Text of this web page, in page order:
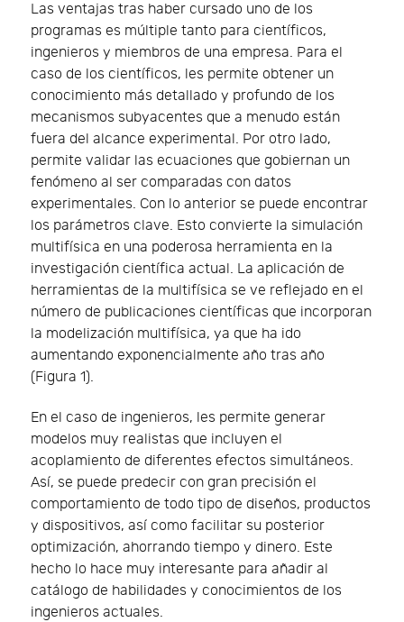
Las ventajas tras haber cursado uno de los
programas es múltiple tanto para científicos,
ingenieros y miembros de una empresa. Para el
caso de los científicos, les permite obtener un
conocimiento más detallado y profundo de los
mecanismos subyacentes que a menudo están
fuera del alcance experimental. Por otro lado,
permite validar las ecuaciones que gobiernan un
fenómeno al ser comparadas con datos
experimentales. Con lo anterior se puede encontrar
los parámetros clave. Esto convierte la simulación
multifísica en una poderosa herramienta en la
investigación científica actual. La aplicación de
herramientas de la multifísica se ve reflejado en el
número de publicaciones científicas que incorporan
la modelización multifísica, ya que ha ido
aumentando exponencialmente año tras año
(Figura 1).
En el caso de ingenieros, les permite generar
modelos muy realistas que incluyen el
acoplamiento de diferentes efectos simultáneos.
Así, se puede predecir con gran precisión el
comportamiento de todo tipo de diseños, productos
y dispositivos, así como facilitar su posterior
optimización, ahorrando tiempo y dinero. Este
hecho lo hace muy interesante para añadir al
catálogo de habilidades y conocimientos de los
ingenieros actuales.